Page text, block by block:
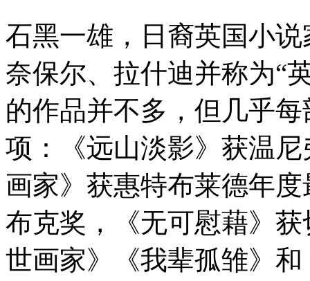
石黑一雄，日裔英国小
奈保尔、拉什迪并称为“
的作品并不多，但几乎
项：《远山淡影》获温
画家》获惠特布莱德年
布克奖，《无可慰藉》
世画家》《我辈孤雏》